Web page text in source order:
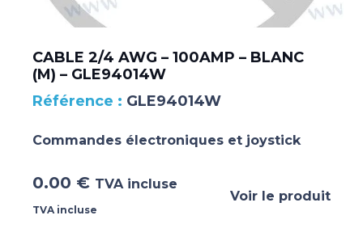
CABLE 2/4 AWG – 100AMP – BLANC
(M) – GLE94014W
GLE94014W
Commandes électroniques et joystick
0.00 € TVA incluse
TVA incluse
Voir le produit